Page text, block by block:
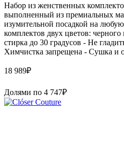
Набор из женственных
выполненный из премиальных
изумительной посадкой на
комплектов двух цветов:
стирка до 30 градусов - Не
Химчистка запрещена - Сушка
18 989₽
Долями по 4 747₽